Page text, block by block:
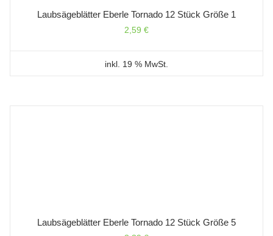
Laubsägeblätter Eberle Tornado 12 Stück Größe 1
2,59 €
inkl. 19 % MwSt.
Laubsägeblätter Eberle Tornado 12 Stück Größe 5